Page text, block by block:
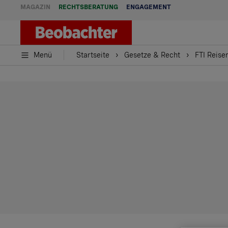
MAGAZIN RECHTSBERATUNG ENGAGEMENT
Menü Startseite Gesetze & Recht FTI